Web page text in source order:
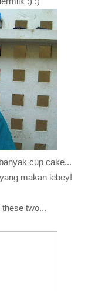
cup cake...
makan lebey!
two...